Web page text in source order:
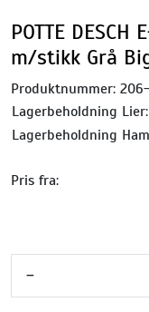
POTTE DESCH
m/stikk Grå
Produktnummer:
Lagerbeholdning Lier:
Lagerbeholdning
Pris fra:
-
Frukt og bær
Blomster, potter og
Driftsmidler